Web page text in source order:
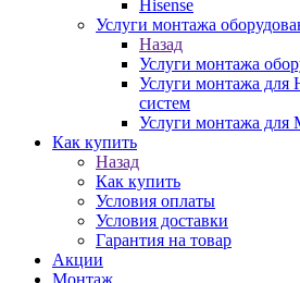
Hisense
Услуги монтажа
Назад
Услуги монтажа
Услуги монтажа для
систем
Услуги монтажа для
Как купить
Назад
Как купить
Условия оплаты
Условия доставки
Гарантия на товар
Акции
Монтаж